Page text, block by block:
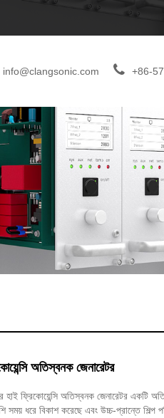
info@clangsonic.com +86-
অতিস্বনক জেনারেটর
হাই ফ্রিকোয়েন্সি অতিস্বনক জেনারেটর একটি
সময় ধরে বিকাশ করেছে এবং উচ্চ-প্রান্তে